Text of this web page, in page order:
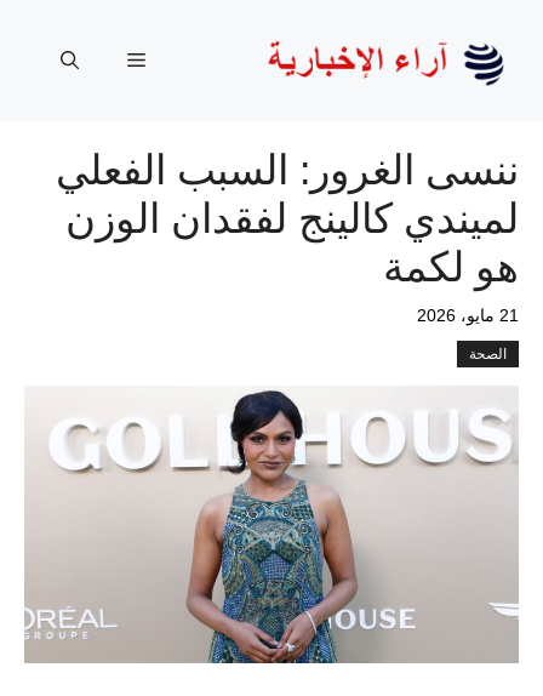
المحتوى
القائمة
ننسى الغرور: السبب الفعلي
لميندي كالينج لفقدان الوزن
هو لكمة
21 مايو، 2026
الصحة